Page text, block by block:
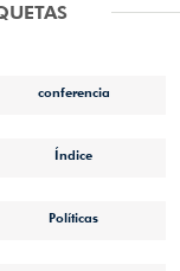
conferencia
Índice
Políticas